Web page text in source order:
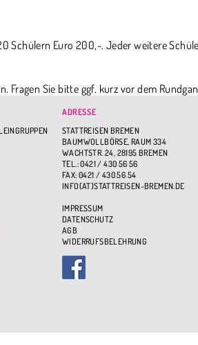
Schülern Euro 200,-. Jeder weitere
Sie bitte ggf. kurz vor dem
ADRESSE
STATTREISEN BREMEN
BAUMWOLLBÖRSE, RAUM 334
WACHTSTR. 24, 28195 BREMEN
TEL.: 0421 / 430 56 56
FAX: 0421 / 430 56 54
INFO(AT)STATTREISEN-BREMEN.DE
IMPRESSUM
DATENSCHUTZ
AGB
WIDERRUFSBELEHRUNG